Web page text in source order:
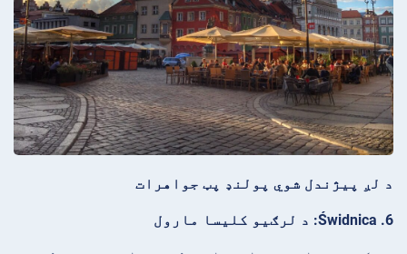
د لږ پیژندل شوي پولنډ پټ جواهرات
6. Świdnica: د لرګیو کلیسا مارول